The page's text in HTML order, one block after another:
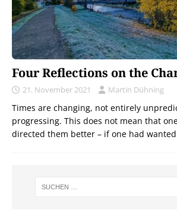
Four Reflections on the
21. November 2021 Martin Dühning
Times are changing, not entirely
progressing. This does not mean that
directed them better – if one had